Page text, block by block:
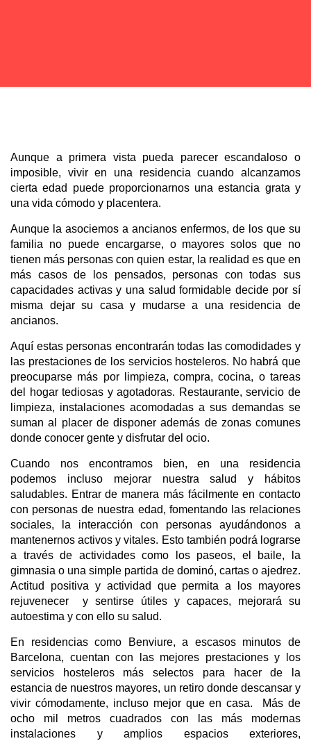
Aunque a primera vista pueda parecer escandaloso o
imposible, vivir en una residencia cuando alcanzamos
cierta edad puede proporcionarnos una estancia grata y
una vida cómodo y placentera.
Aunque la asociemos a ancianos enfermos, de los que su
familia no puede encargarse, o mayores solos que no
tienen más personas con quien estar, la realidad es que en
más casos de los pensados, personas con todas sus
capacidades activas y una salud formidable decide por sí
misma dejar su casa y mudarse a una residencia de
ancianos.
Aquí estas personas encontrarán todas las comodidades y
las prestaciones de los servicios hosteleros. No habrá que
preocuparse más por limpieza, compra, cocina, o tareas
del hogar tediosas y agotadoras. Restaurante, servicio de
limpieza, instalaciones acomodadas a sus demandas se
suman al placer de disponer además de zonas comunes
donde conocer gente y disfrutar del ocio.
Cuando nos encontramos bien, en una residencia
podemos incluso mejorar nuestra salud y hábitos
saludables. Entrar de manera más fácilmente en contacto
con personas de nuestra edad, fomentando las relaciones
sociales, la interacción con personas ayudándonos a
mantenernos activos y vitales. Esto también podrá lograrse
a través de actividades como los paseos, el baile, la
gimnasia o una simple partida de dominó, cartas o ajedrez.
Actitud positiva y actividad que permita a los mayores
rejuvenecer y sentirse útiles y capaces, mejorará su
autoestima y con ello su salud.
En residencias como Benviure, a escasos minutos de
Barcelona, cuentan con las mejores prestaciones y los
servicios hosteleros más selectos para hacer de la
estancia de nuestros mayores, un retiro donde descansar y
vivir cómodamente, incluso mejor que en casa. Más de
ocho mil metros cuadrados con las más modernas
instalaciones y amplios espacios exteriores,